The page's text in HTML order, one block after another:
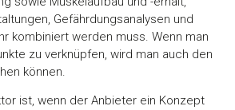
Gefährdungsanalysen und
kombiniert werden muss. Wenn man
zu verknüpfen, wird man auch den
können.
ist, wenn der Anbieter ein Konzept